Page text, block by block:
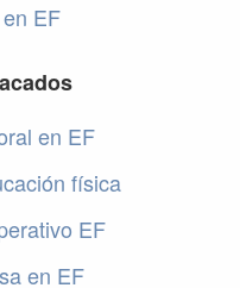
EF
en EF
física
EF
en EF